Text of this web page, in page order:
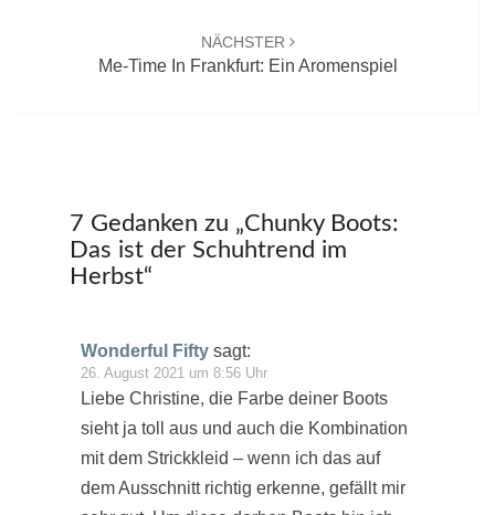
NÄCHSTER
Me-Time In Frankfurt: Ein Aromenspiel
7 Gedanken zu „Chunky Boots:
Das ist der Schuhtrend im
Herbst“
Wonderful Fifty sagt:
26. August 2021 um 8:56 Uhr
Liebe Christine, die Farbe deiner Boots
sieht ja toll aus und auch die Kombination
mit dem Strickkleid – wenn ich das auf
dem Ausschnitt richtig erkenne, gefällt mir